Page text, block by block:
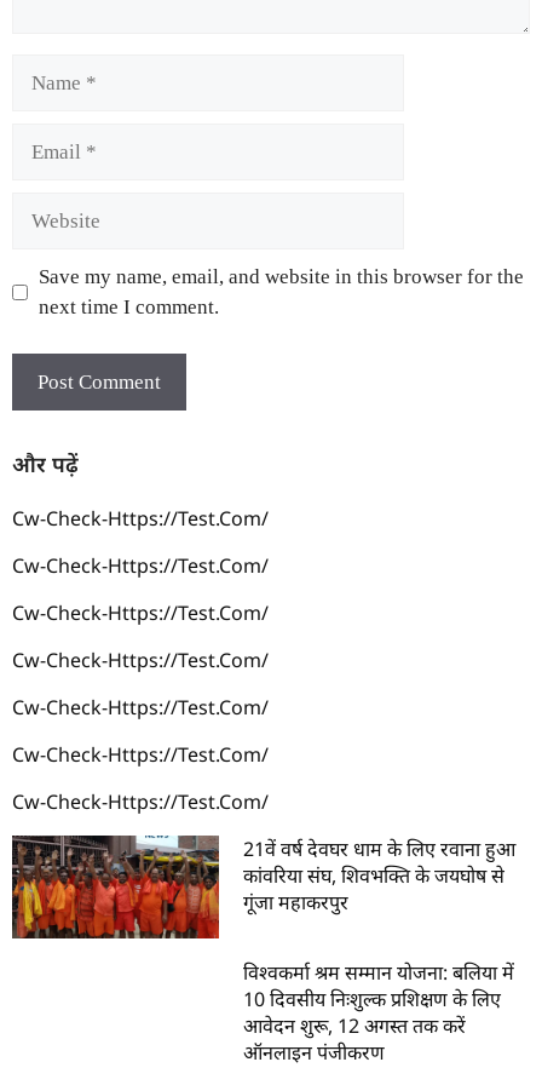
Save my name, email, and website in this browser for the
next time I comment.
और पढ़ें
Cw-Check-Https://test.com/
Cw-Check-Https://test.com/
Cw-Check-Https://test.com/
Cw-Check-Https://test.com/
Cw-Check-Https://test.com/
Cw-Check-Https://test.com/
Cw-Check-Https://test.com/
21वें वर्ष देवघर धाम के लिए रवाना हुआ
कांवरिया संघ, शिवभक्ति के जयघोष से
गूंजा महाकरपुर
विश्वकर्मा श्रम सम्मान योजना: बलिया में
10 दिवसीय निःशुल्क प्रशिक्षण के लिए
आवेदन शुरू, 12 अगस्त तक करें
ऑनलाइन पंजीकरण